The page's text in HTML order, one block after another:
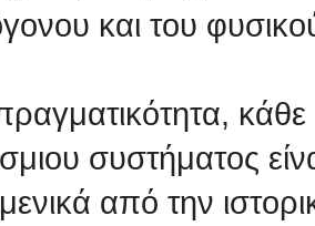
και του
κάθε
συστήματος
από την